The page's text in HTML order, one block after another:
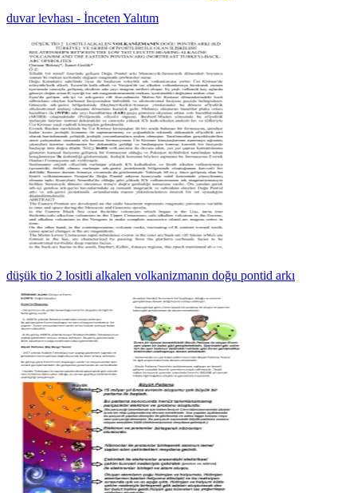
duvar levhası - İnceten Yalıtım
düşük tio 2 lositli alkalen volkanizmanın doğu pontid arkı